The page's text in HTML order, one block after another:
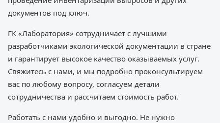
документов под ключ.
ГК «Лаборатория» сотрудничает с лучшими
разработчиками экологической документации в стране
и гарантирует высокое качество оказываемых услуг.
Свяжитесь с нами, и мы подробно проконсультируем
вас по любому вопросу, согласуем детали
сотрудничества и рассчитаем стоимость работ.
Работать с нами удобно и выгодно. Не нужно